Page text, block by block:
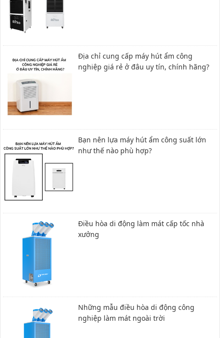
Địa chỉ cung cấp máy hút ẩm công
nghiệp giá rẻ ở đâu uy tín, chính hãng?
Bạn nên lựa máy hút ẩm công suất lớn
như thế nào phù hợp?
Điều hòa di động làm mát cấp tốc nhà
xưởng
Những mẫu điều hòa di động công
nghiệp làm mát ngoài trời